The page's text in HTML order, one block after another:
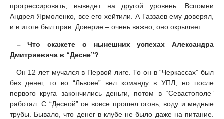
прогрессировать, выведет на другой уровень. Вспомни
Андрея Ярмоленко, все его хейтили. А Газзаев ему доверял,
и в итоге был прав. Доверие – очень важно, оно окрыляет.
– Что скажете о нынешних успехах Александра
Дмитриевича в “Десне”?
– Он 12 лет мучался в Первой лиге. То он в “Черкассах” был
без денег, то во “Львове” вел команду в УПЛ, но после
первого круга закончились деньги, потом в “Севастополе”
работал. С “Десной” он вовсе прошел огонь, воду и медные
трубы. Бывало, что денег в клубе не было даже на питание.